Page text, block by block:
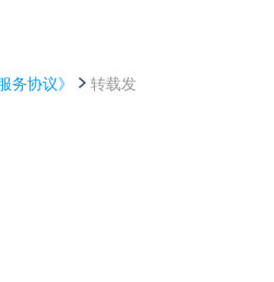
务协议》
转载发